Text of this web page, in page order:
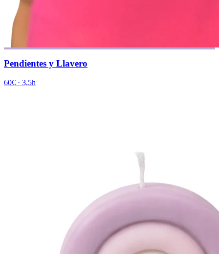
Pendientes y Llavero
60€ · 3,5h